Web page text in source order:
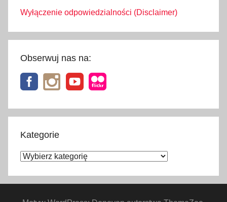
Wyłączenie odpowiedzialności (Disclaimer)
Obserwuj nas na:
Kategorie
Kategorie